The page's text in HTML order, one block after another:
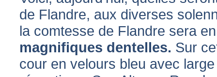
de Flandre, aux diverses
la comtesse de Flandre sera en
magnifiques dentelles. Sur
cour en velours bleu avec